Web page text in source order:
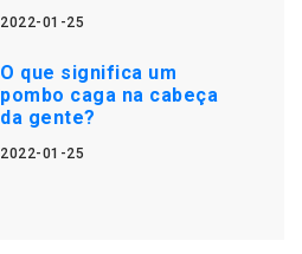
2022-01-25
O que significa um
pombo caga na cabeça
da gente?
2022-01-25